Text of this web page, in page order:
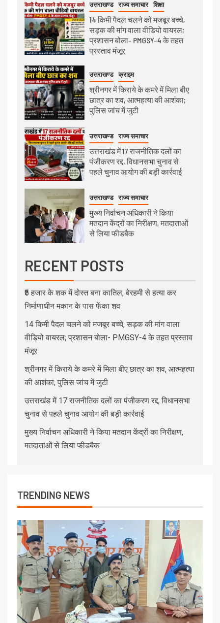
उत्तराखण्ड राज्य समाचार शिक्षा
14 किमी पैदल चलने को मजबूर बच्चे,
सड़क की मांग वाला वीडियो वायरल;
प्रशासन बोला- PMGSY-4 के तहत
प्रस्ताव मंजूर
उत्तराखण्ड क्राइम
श्रीनगर में किराये के कमरे में मिला बीए
छात्र का शव, आत्महत्या की आशंका;
पुलिस जांच में जुटी
उत्तराखण्ड राज्य समाचार
उत्तराखंड में 17 राजनीतिक दलों का
पंजीकरण रद्द, विधानसभा चुनाव से
पहले चुनाव आयोग की बड़ी कार्रवाई
उत्तराखण्ड राज्य समाचार
मुख्य निर्वाचन अधिकारी ने किया
मतदान केंद्रों का निरीक्षण, मतदाताओं
से लिया फीडबैक
RECENT POSTS
₹5 हजार के शक में दोस्त बना कातिल, बेरहमी से हत्या कर
निर्माणाधीन मकान के पास फेंका शव
14 किमी पैदल चलने को मजबूर बच्चे, सड़क की मांग वाला
वीडियो वायरल; प्रशासन बोला- PMGSY-4 के तहत प्रस्ताव
मंजूर
श्रीनगर में किराये के कमरे में मिला बीए छात्र का शव, आत्महत्या
की आशंका; पुलिस जांच में जुटी
उत्तराखंड में 17 राजनीतिक दलों का पंजीकरण रद्द, विधानसभा
चुनाव से पहले चुनाव आयोग की बड़ी कार्रवाई
मुख्य निर्वाचन अधिकारी ने किया मतदान केंद्रों का निरीक्षण,
मतदाताओं से लिया फीडबैक
TRENDING NEWS